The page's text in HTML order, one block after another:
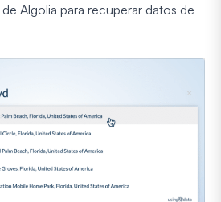
Algolia para recuperar datos de